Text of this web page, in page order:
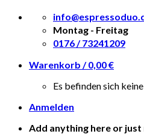
Skip
Montag - Freitag
0176 / 73241209
Warenkorb /0,00€
Es befinden sich
Anmelden
Add anything here or just